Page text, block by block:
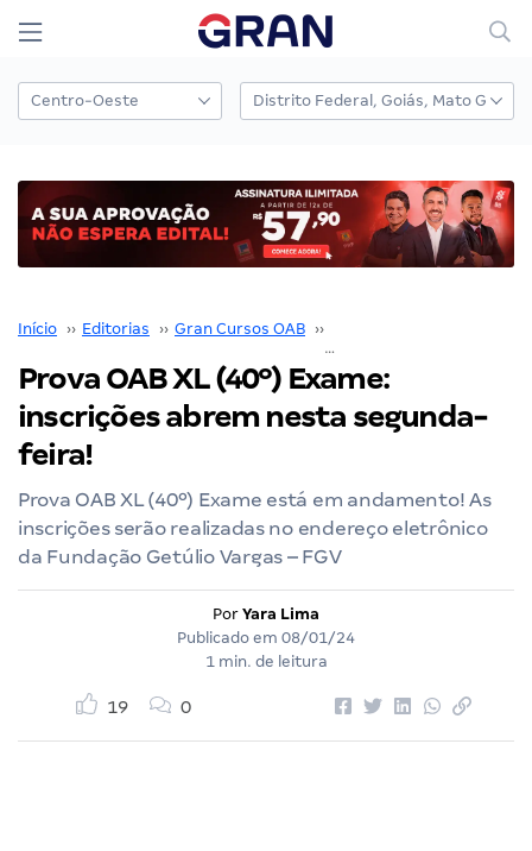
Início ›› Editorias ›› Gran Cursos OAB ››
Prova OAB XL (40º) Exame:
inscrições abrem nesta segunda-
feira!
Prova OAB XL (40º) Exame está em andamento! As
inscrições serão realizadas no endereço eletrônico
da Fundação Getúlio Vargas – FGV
Por Yara Lima
Publicado em 08/01/24
1 min. de leitura
19 0